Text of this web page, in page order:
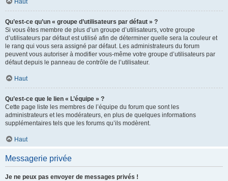
Haut
Qu’est-ce qu’un « groupe d’utilisateurs par défaut » ?
Si vous êtes membre de plus d’un groupe d’utilisateurs, votre groupe
d’utilisateurs par défaut est utilisé afin de déterminer quelle sera la couleur et
le rang qui vous sera assigné par défaut. Les administrateurs du forum
peuvent vous autoriser à modifier vous-même votre groupe d’utilisateurs par
défaut depuis le panneau de contrôle de l’utilisateur.
Haut
Qu’est-ce que le lien « L’équipe » ?
Cette page liste les membres de l’équipe du forum que sont les
administrateurs et les modérateurs, en plus de quelques informations
supplémentaires tels que les forums qu’ils modèrent.
Haut
Messagerie privée
Je ne peux pas envoyer de messages privés !